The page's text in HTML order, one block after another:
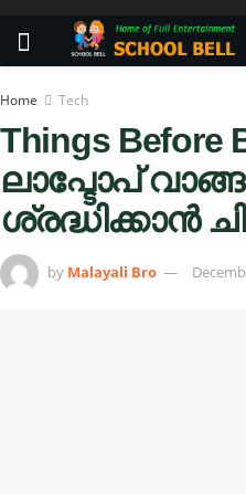
Home Tech
Things Before
ലാപ്ടോപ്
ശ്രദ്ധിക്കാൻ
by Malayali Bro